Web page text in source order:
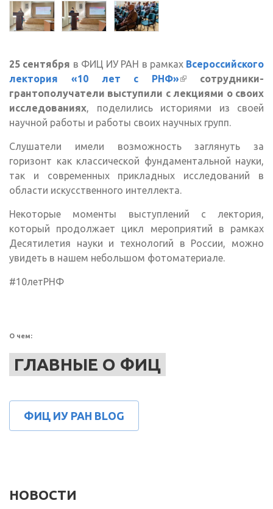
25 сентября в ФИЦ ИУ РАН в рамках Всероссийского
лектория «10 лет с РНФ»(внешняя
ссылка)
сотрудники-
грантополучатели выступили с лекциями о своих
исследованиях, поделились историями из своей
научной работы и работы своих научных групп.
Слушатели имели возможность заглянуть за
горизонт как классической фундаментальной науки,
так и современных прикладных исследований в
области искусственного интеллекта.
Некоторые моменты выступлений с лектория,
который продолжает цикл мероприятий в рамках
Десятилетия науки и технологий в России, можно
увидеть в нашем небольшом фотоматериале.
#10летРНФ
О чем:
ГЛАВНЫЕ О ФИЦ
ФИЦ ИУ РАН BLOG
НОВОСТИ